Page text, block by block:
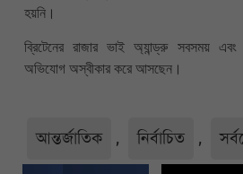
হয়নি।
ব্রিটেনের রাজার ভাই অ্যান্ড্রু সবসময়
অভিযোগ অস্বীকার করে আসছেন।
আন্তর্জাতিক , নির্বাচিত ,